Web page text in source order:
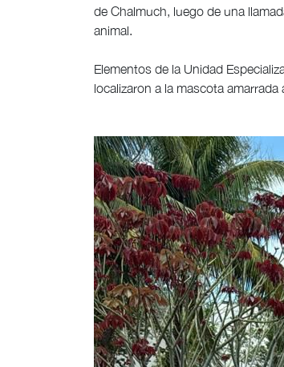
de Chalmuch, luego de una
animal.
Elementos de la Unidad
localizaron a la mascota